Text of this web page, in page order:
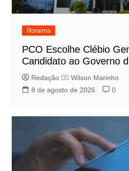
Roraima
PCO Escolhe Clébio
Candidato ao Governo
Redação 👨‍⚖️​ Wilson Marinho
8 de agosto de 2026
0